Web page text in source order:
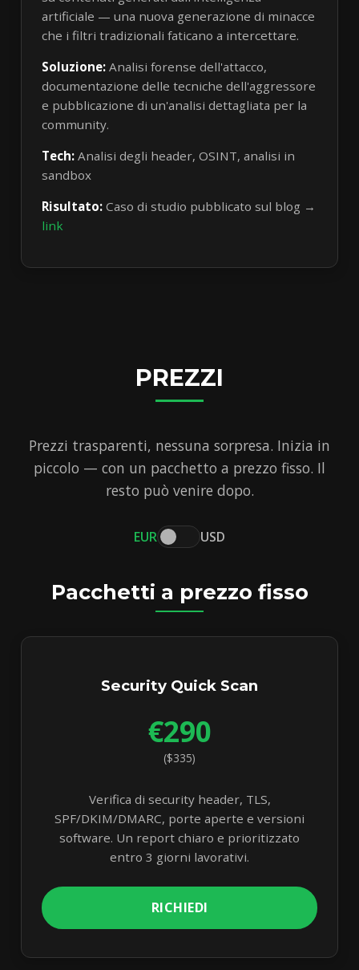
artificiale — una nuova generazione di minacce
che i filtri tradizionali faticano a intercettare.
Soluzione: Analisi forense dell'attacco,
documentazione delle tecniche dell'aggressore
e pubblicazione di un'analisi dettagliata per la
community.
Tech: Analisi degli header, OSINT, analisi in
sandbox
Risultato: Caso di studio pubblicato sul blog →
link
PREZZI
Prezzi trasparenti, nessuna sorpresa. Inizia in
piccolo — con un pacchetto a prezzo fisso. Il
resto può venire dopo.
EUR USD
Pacchetti a prezzo fisso
Security Quick Scan
€290
($335)
Verifica di security header, TLS,
SPF/DKIM/DMARC, porte aperte e versioni
software. Un report chiaro e prioritizzato
entro 3 giorni lavorativi.
RICHIEDI